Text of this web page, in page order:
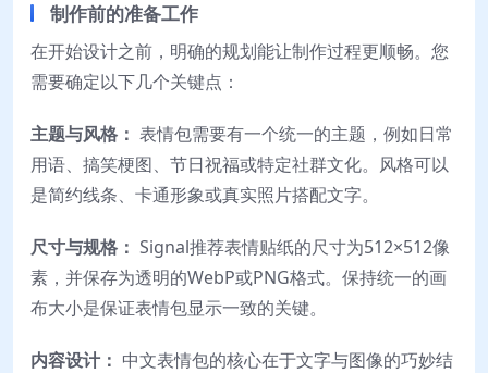
制作前的准备工作
在开始设计之前，明确的规划能让制作过程更顺畅。您
需要确定以下几个关键点：
主题与风格： 表情包需要有一个统一的主题，例如日常
用语、搞笑梗图、节日祝福或特定社群文化。风格可以
是简约线条、卡通形象或真实照片搭配文字。
尺寸与规格： Signal推荐表情贴纸的尺寸为512×512像
素，并保存为透明的WebP或PNG格式。保持统一的画
布大小是保证表情包显示一致的关键。
内容设计： 中文表情包的核心在于文字与图像的巧妙结